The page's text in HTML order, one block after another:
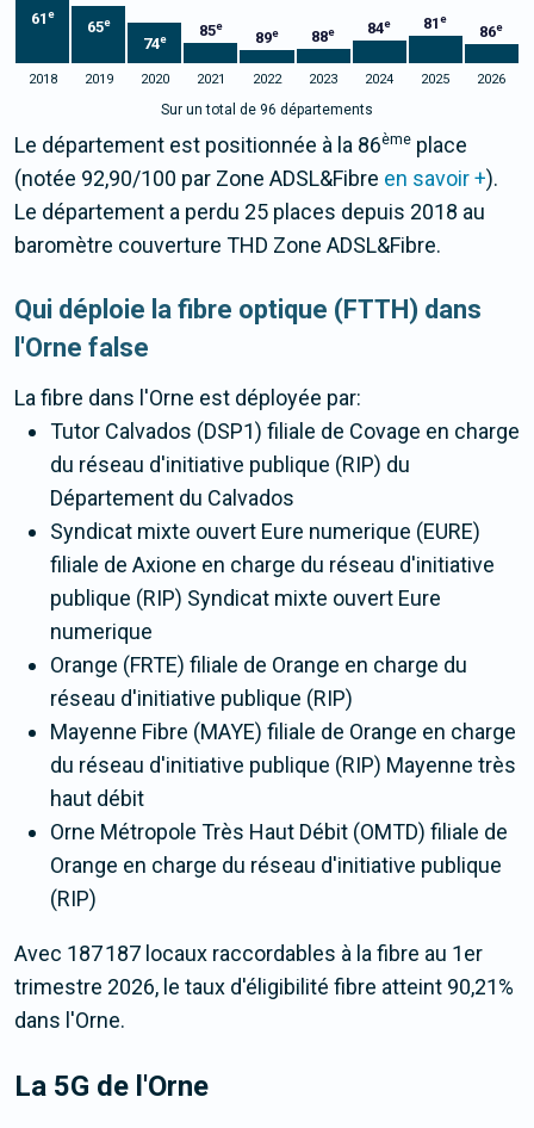
61 e
65e
74e 85e
89e 88e 84e 81e
86e
2018 2019 2020 2021 2022 2023 2024 2025 2026
Sur un total de 96 départements
Le département est positionnée à la 86ème place
(notée 92,90/100 par Zone ADSL&Fibre en savoir +).
Le département a perdu 25 places depuis 2018 au
baromètre couverture THD Zone ADSL&Fibre.
Qui déploie la fibre optique (FTTH) dans
l'Orne false
La fibre dans l'Orne est déployée par:
Tutor Calvados (DSP1) filiale de Covage en charge
du réseau d'initiative publique (RIP) du
Département du Calvados
Syndicat mixte ouvert Eure numerique (EURE)
filiale de Axione en charge du réseau d'initiative
publique (RIP) Syndicat mixte ouvert Eure
numerique
Orange (FRTE) filiale de Orange en charge du
réseau d'initiative publique (RIP)
Mayenne Fibre (MAYE) filiale de Orange en charge
du réseau d'initiative publique (RIP) Mayenne très
haut débit
Orne Métropole Très Haut Débit (OMTD) filiale de
Orange en charge du réseau d'initiative publique
(RIP)
Avec 187 187 locaux raccordables à la fibre au 1er
trimestre 2026, le taux d'éligibilité fibre atteint 90,21%
dans l'Orne.
La 5G de l'Orne